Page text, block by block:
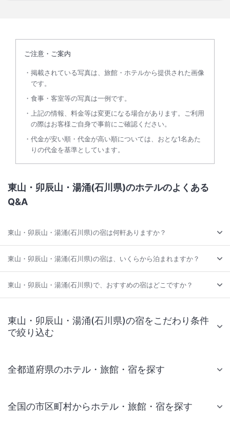
ご注意・ご案内
掲載されている写真は、旅館・ホテルから提供された画像
です。
食事・客室等の写真は一例です。
上記の情報、料金等は変更になる場合があります。ご利用
の際はお客様ご自身で事前にご確認ください。
代金が安い順・代金が高い順については、おとな1名あた
りの代金を基準としています。
東山・卯辰山・湯涌(石川県)のホテルのよくある
Q&A
東山・卯辰山・湯涌(石川県)の宿は何軒ありますか？
東山・卯辰山・湯涌(石川県)の宿は、いくらから泊まれますか？
東山・卯辰山・湯涌(石川県)で、おすすめの宿はどこですか？
東山・卯辰山・湯涌(石川県)の宿をこだわり条件
で絞り込む
全都道府県のホテル・旅館・宿を探す
全国の市区町村からホテル・旅館・宿を探す